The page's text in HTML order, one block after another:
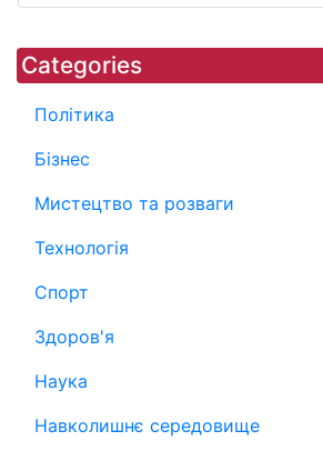
Categories
Політика
Бізнес
Мистецтво та розваги
Технологія
Спорт
Здоров'я
Наука
Навколишнє середовище